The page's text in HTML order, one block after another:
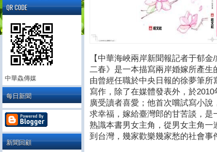
【中華海峽兩岸新聞報記者于郁
二春》是一本描寫兩岸婚嫁所產
由曾經任職於中央日報的徐夢筆
寫作，除了在媒體發表外，於
廣受讀者喜愛；他首次嚐試寫小
求幸福，嫁給臺灣郎的甘苦談，
熟識本書男女主角，從男女主角
到台灣，幾家歡樂幾家愁的社會事
QR CODE
中華鱻傳媒
每日新聞
新聞回顧